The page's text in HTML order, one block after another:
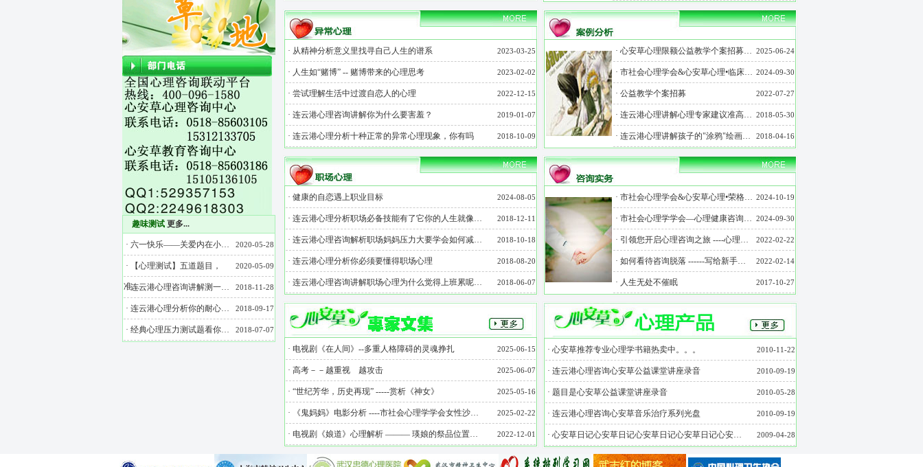
趣味测试 更多...
2020-05-28
· 六一快乐——关爱内在小…
2020-05-09
· 【心理测试】五道题目，
准… 2018-11-28
·连云港心理咨询讲解测一…
2018-09-17
· 连云港心理分析你的耐心…
2018-07-07
· 经典心理压力测试题看你…
2023-03-25
· 从精神分析意义里找寻自己人生的谱系
2023-02-02
· 人生如“赌博” -- 赌博带来的心理思考
2022-12-15
· 尝试理解生活中过渡自恋人的心理
2019-01-07
· 连云港心理咨询讲解你为什么要害羞？
2018-10-09
· 连云港心理分析十种正常的异常心理现象，你有吗
2025-06-24
· 心安草心理限额公益教学个案招募…
2024-09-30
· 市社会心理学会&心安草心理•临床…
2022-07-27
· 公益教学个案招募
2018-05-30
· 连云港心理讲解心理专家建议准高…
2018-04-16
· 连云港心理讲解孩子的"涂鸦"绘画…
2024-08-05
· 健康的自恋遇上职业目标
2018-12-11
· 连云港心理分析职场必备技能有了它你的人生就像…
2018-10-18
· 连云港心理咨询解析职场妈妈压力大要学会如何减…
2018-08-20
· 连云港心理分析你必须要懂得职场心理
2018-06-07
· 连云港心理咨询讲解职场心理为什么觉得上班累呢…
2024-10-19
· 市社会心理学会&心安草心理•荣格…
2024-09-30
· 市社会心理学学会—心理健康咨询…
2022-02-22
· 引领您开启心理咨询之旅 ----心理…
2022-02-14
· 如何看待咨询脱落 ------写给新手…
2017-10-27
· 人生无处不催眠
2025-06-15
· 电视剧《在人间》--多重人格障碍的灵魂挣扎
2025-06-07
· 高考－－越重视 越攻击
2025-05-16
· “世纪芳华，历史再现” -----赏析《神女》
2025-02-22
· 《鬼妈妈》电影分析 ----市社会心理学学会女性沙…
2022-12-01
· 电视剧《娘道》心理解析 ――― 瑛娘的祭品位置…
2010-11-22
· 心安草推荐专业心理学书籍热卖中。。。
2010-09-19
· 连云港心理咨询心安草公益课堂讲座录音
2010-05-28
· 题目是心安草公益课堂讲座录音
2010-09-19
· 连云港心理咨询心安草音乐治疗系列光盘
2009-04-28
· 心安草日记心安草日记心安草日记心安草日记心安…